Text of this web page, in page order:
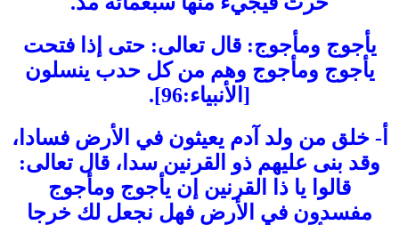
يأجوج ومأجوج: قال تعالى: حتى إذا فتحت
يأجوج ومأجوج وهم من كل حدب ينسلون
[الأنبياء:96].
أ- خلق من ولد آدم يعيثون في الأرض فسادا،
وقد بنى عليهم ذو القرنين سدا، قال تعالى:
قالوا يا ذا القرنين إن يأجوج ومأجوج
مفسدون في الأرض فهل نجعل لك خرجا